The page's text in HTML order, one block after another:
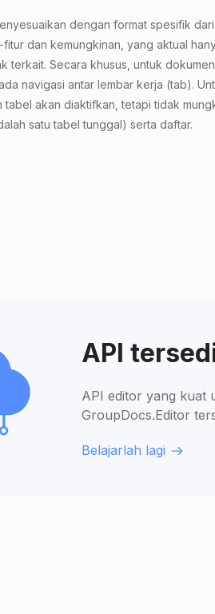
dengan format spesifik
dan kemungkinan, yang aktual
terkait. Secara khusus, untuk
navigasi antar lembar kerja (tab).
akan diaktifkan, tetapi tidak
satu tabel tunggal) serta daftar.
API
API editor yang kuat
GroupDocs.Editor
Belajarlah lagi